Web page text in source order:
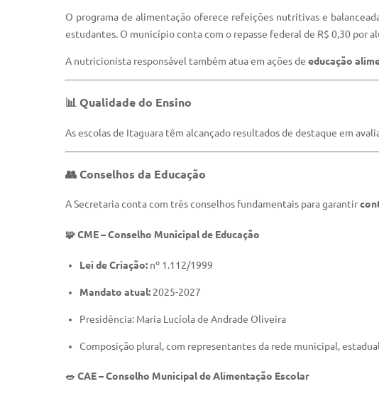
O programa de alimentação oferece refeições nutritivas e
estudantes. O município conta com o repasse federal de R$ 0,30 por
A nutricionista responsável também atua em ações de educação
📊 Qualidade do Ensino
As escolas de Itaguara têm alcançado resultados de destaque em
👥 Conselhos da Educação
A Secretaria conta com três conselhos fundamentais para garantir
🧩 CME – Conselho Municipal de Educação
Lei de Criação: nº 1.112/1999
Mandato atual: 2025-2027
Presidência: Maria Lucíola de Andrade Oliveira
Composição plural, com representantes da rede municipal,
🥗 CAE – Conselho Municipal de Alimentação Escolar